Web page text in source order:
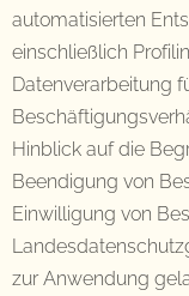
automatisierten
einschließlich
Datenverarbeitung
Hinblick auf die
Beendigung von
Einwilligung von
zur Anwendung